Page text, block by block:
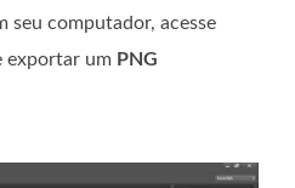
seu computador, acesse
exportar um PNG